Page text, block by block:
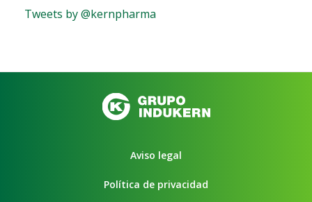
Tweets by @kernpharma
Aviso legal
Política de privacidad